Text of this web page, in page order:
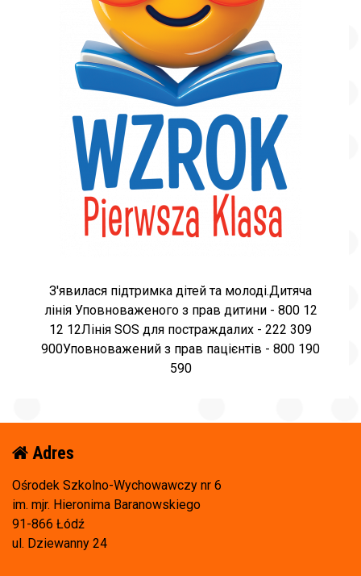
З'явилася підтримка дітей та молоді.Дитяча
лінія Уповноваженого з прав дитини - 800 12
12 12Лінія SOS для постраждалих - 222 309
900Уповноважений з прав пацієнтів - 800 190
590
Adres
Ośrodek Szkolno-Wychowawczy nr 6
im. mjr. Hieronima Baranowskiego
91-866 Łódź
ul. Dziewanny 24